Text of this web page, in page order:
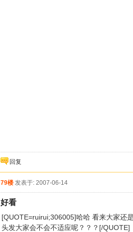
回复
79楼 发表于: 2007-06-14
好看
[QUOTE=ruirui;306005]哈哈 看来大家还
头发大家会不会不适应呢？？？[/QUOTE]